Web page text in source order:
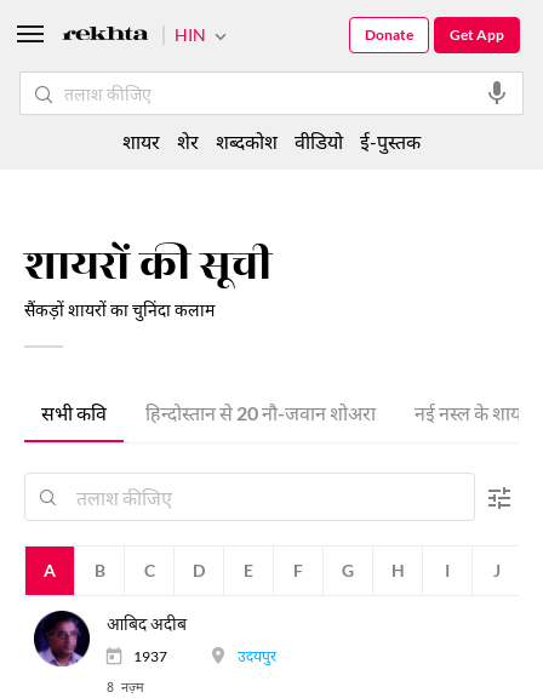
शायरों की सूची
सैंकड़ों शायरों का चुनिंदा कलाम
सभी कवि हिन्दोस्तान से 20 नौ-जवान शोअरा नई नस्ल के शायर
A B C D E F G H I J
आबिद अदीब
1937 उदयपुर
8 नज़्म
HIN Get App
Donate
शायर शेर शब्दकोश वीडियो ई-पुस्तक